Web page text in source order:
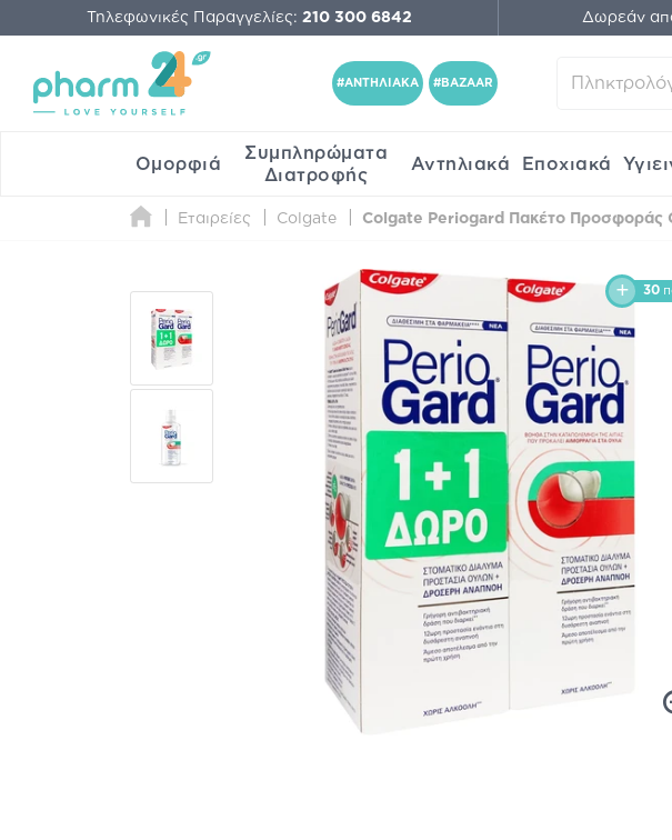
Τηλεφωνικές Παραγγελίες: 210 300 6842 Δωρεάν
#ΑΝΤΗΛΙΑΚΑ #BAZAAR
Ομορφιά
Συμπληρώματα
Διατροφής
Αντηλιακά Εποχιακά
Εταιρείες Colgate Colgate Periogard Πακέτο
30